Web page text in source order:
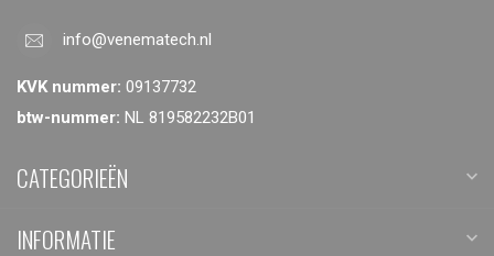
info@venematech.nl
KVK nummer: 09137732
btw-nummer: NL 819582232B01
CATEGORIEËN
INFORMATIE